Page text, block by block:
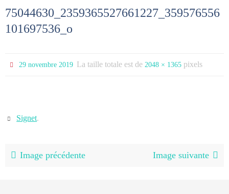
75044630_2359365527661227_359576556
101697536_o
29 novembre 2019 La taille totale est de 2048 × 1365 pixels
Signet.
Image précédente Image suivante